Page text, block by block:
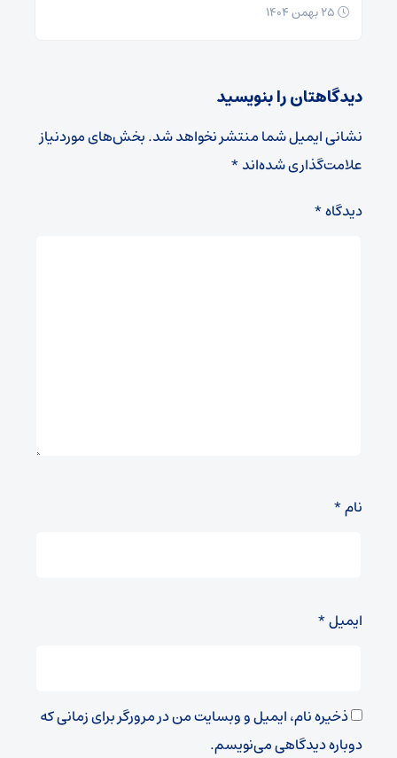
دیدگاهتان را بنویسید
نشانی ایمیل شما منتشر نخواهد شد.بخش‌های موردنیاز
علامت‌گذاری شده‌اند*
دیدگاه*
نام*
ایمیل*
ذخیره نام، ایمیل و وبسایت من در مرورگر برای زمانی که
دوباره دیدگاهی می‌نویسم.